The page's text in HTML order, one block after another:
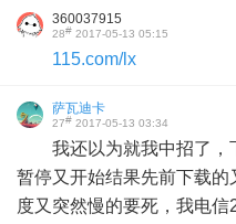
360037915
28# 2017-05-13 05:15
115.com/lx
萨瓦迪卡
27# 2017-05-13 03:34
我还以为就我中招了
暂停又开始结果先前下载
度又突然慢的要死，我电